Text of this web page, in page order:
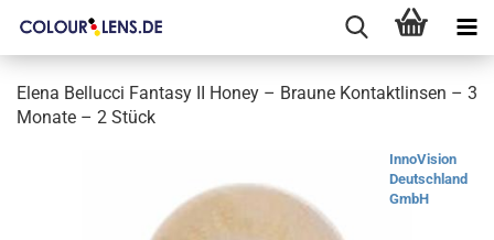
Elena Bellucci Fantasy II Honey – Braune Kontaktlinsen – 3
Monate – 2 Stück
InnoVision
Deutschland
GmbH